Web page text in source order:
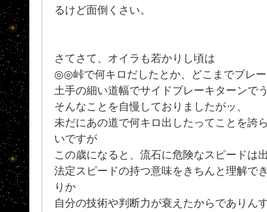
るけど面倒くさい。
さてさて、オイラも若かりし頃は
◎◎峠で何キロだしたとか、どこまでブレ
土手の細い道幅でサイドブレーキターンで
そんなことを自慢しておりましたがッ、
未だにあの道で何キロ出したってことを誇
いですが
この歳になると、流石に危険なスピードは
法定スピードの持つ意味をきちんと理解で
りか
自分の技術や判断力が衰えたからでありん